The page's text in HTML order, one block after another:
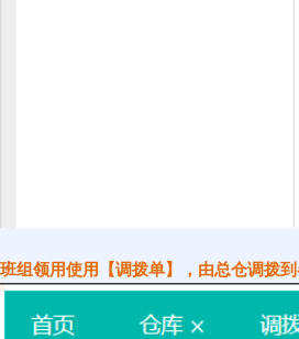
班组领用使用【调拨单】，由总仓调拨到